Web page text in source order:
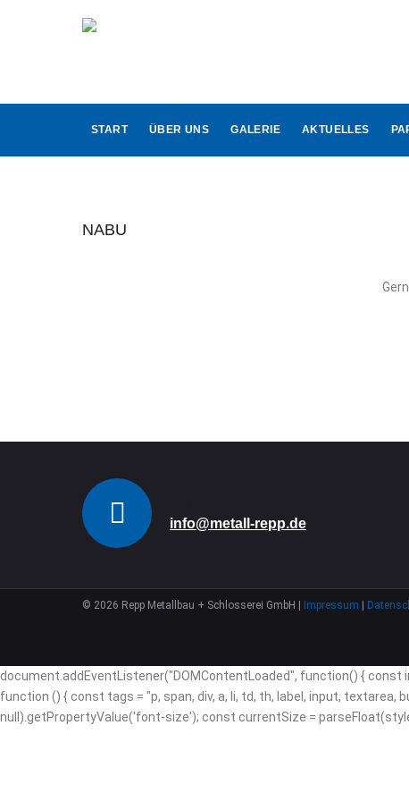
START ÜBER UNS GALERIE AKTUELLES
NABU
info@metall-repp.de
© 2026 Repp Metallbau + Schlosserei GmbH | Impressum
document.addEventListener("DOMContentLoaded", function() {
function () { const tags = "p, span, div, a, li, td, th, label, input,
null).getPropertyValue('font-size'); const currentSize =